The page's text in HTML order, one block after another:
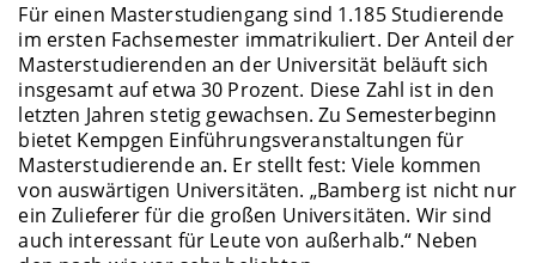
Für einen Masterstudiengang sind 1.185 Studierende
im ersten Fachsemester immatrikuliert. Der Anteil der
Masterstudierenden an der Universität beläuft sich
insgesamt auf etwa 30 Prozent. Diese Zahl ist in den
letzten Jahren stetig gewachsen. Zu Semesterbeginn
bietet Kempgen Einführungsveranstaltungen für
Masterstudierende an. Er stellt fest: Viele kommen
von auswärtigen Universitäten. „Bamberg ist nicht nur
ein Zulieferer für die großen Universitäten. Wir sind
auch interessant für Leute von außerhalb.“ Neben